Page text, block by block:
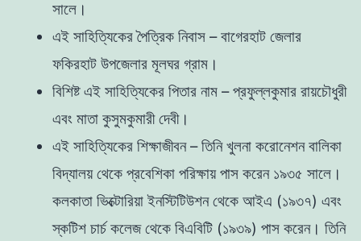
সালে।
এই সাহিত্যিকের পৈত্রিক নিবাস – বাগেরহাট জেলার
ফকিরহাট উপজেলার মূলঘর গ্রাম।
বিশিষ্ট এই সাহিত্যিকের পিতার নাম – প্রফুল্লকুমার রায়চৌধুরী
এবং মাতা কুসুমকুমারী দেবী।
এই সাহিত্যিকের শিক্ষাজীবন – তিনি খুলনা করোনেশন বালিকা
বিদ্যালয় থেকে প্রবেশিকা পরিক্ষায় পাস করেন ১৯৩৫ সালে।
কলকাতা ভিক্টোরিয়া ইনস্টিটিউশন থেকে আইএ (১৯৩৭) এবং
স্কটিশ চার্চ কলেজ থেকে বিএবিটি (১৯৩৯) পাস করেন। তিনি